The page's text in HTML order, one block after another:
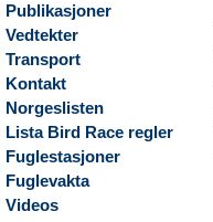
Publikasjoner
Vedtekter
Transport
Kontakt
Norgeslisten
Lista Bird Race regler
Fuglestasjoner
Fuglevakta
Videos